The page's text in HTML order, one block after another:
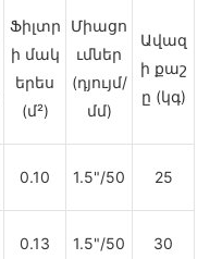
Ֆիլտր
ի մակ
երես
(մ²)
Միացո
ւմներ
(դյույմ/
մմ)
Ավազ
ի քաշ
ը (կգ)
0.10 1.5"/50 25
0.13 1.5"/50 30